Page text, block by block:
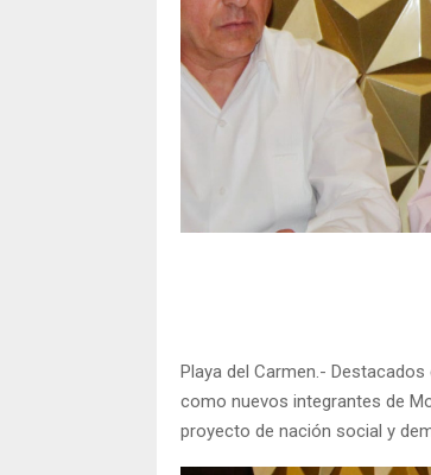
Playa del Carmen.-
como nuevos integrantes de
proyecto de nación social y